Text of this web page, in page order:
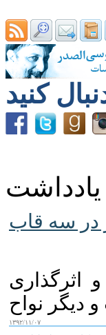
یادداشت
سه قاب
۱۳۹۲/۱۱/۰۷